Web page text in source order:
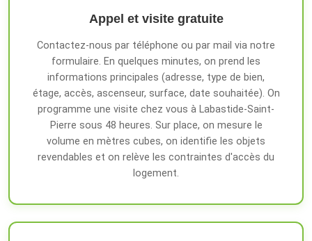
Appel et visite gratuite
Contactez-nous par téléphone ou par mail via notre
formulaire. En quelques minutes, on prend les
informations principales (adresse, type de bien,
étage, accès, ascenseur, surface, date souhaitée). On
programme une visite chez vous à Labastide-Saint-
Pierre sous 48 heures. Sur place, on mesure le
volume en mètres cubes, on identifie les objets
revendables et on relève les contraintes d'accès du
logement.